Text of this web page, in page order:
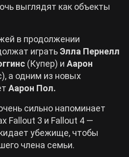
выглядят как объекты
в продолжении
игратьЭлла Пернелл
(Купер) и Аарон
а одним из новых
Аарон Пол.
сильно напоминает
Fallout 3 и Fallout 4 —
убежище, чтобы
члена семьи.